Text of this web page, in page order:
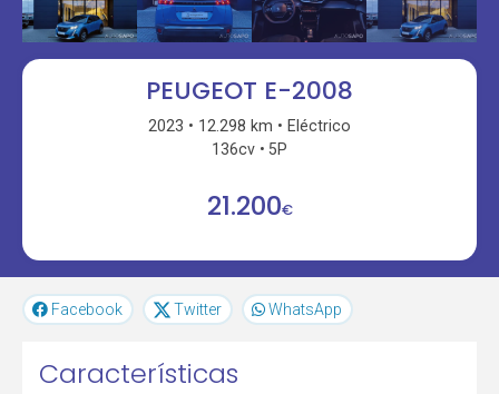
PEUGEOT E-2008
2023 12.298 km
Eléctrico
136cv
5P
21.200€
Facebook Twitter WhatsApp
Características